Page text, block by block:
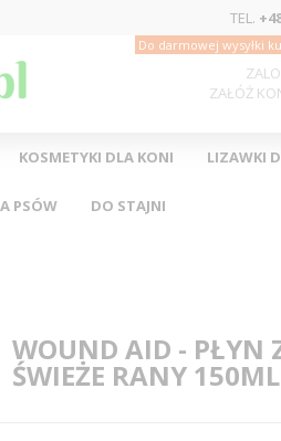
TEL.
ZAŁÓŻ
Do darmowej wysyłki
KOSMETYKI DLA KONI LIZAWKI
PSÓW DO STAJNI
WOUND AID - PŁYN
ŚWIEŻE RANY